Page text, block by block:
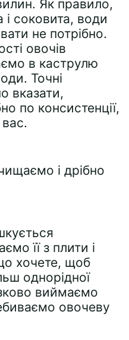
Як правило,
соковита, води
не потрібно.
овочів
в каструлю
Точні
вказати,
по консистенції,
і дрібно
її з плити і
хочете, щоб
однорідної
виймаємо
овочеву